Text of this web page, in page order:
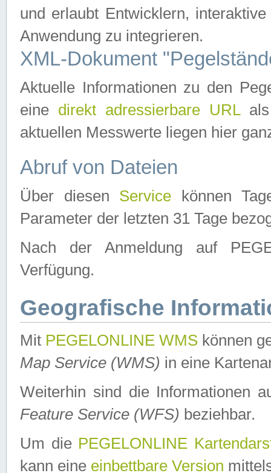
und erlaubt Entwicklern,
Anwendung zu integrieren.
XML-Dokument
Aktuelle Informationen zu den
eine direkt adressierbare URLals
aktuellen Messwerte liegen hier
Abruf von Dateien
Über diesen Service können
Parameter der letzten 31 Tage
Nach der Anmeldung auf
Verfügung.
Geografische
Mit PEGELONLINE WMS können
Map Service (WMS) in eine
Weiterhin sind die Informationen
Feature Service (WFS) beziehbar.
Um die PEGELONLINE
kann eine einbettbare Version